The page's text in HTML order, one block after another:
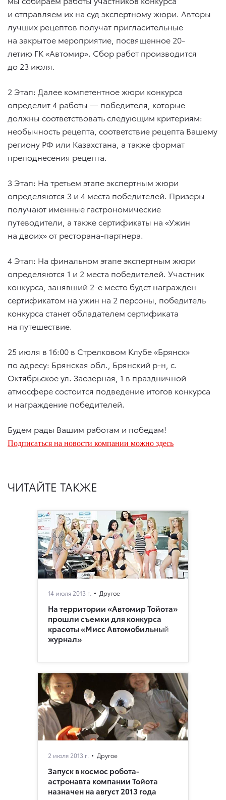
и отправляем их на суд экспертному жюри. Авторы
лучших рецептов получат пригласительные
на закрытое мероприятие, посвященное 20-
летию ГК «Автомир». Сбор работ производится
до 23 июля.
2 Этап: Далее компетентное жюри конкурса
определит 4 работы — победителя, которые
должны соответствовать следующим критериям:
необычность рецепта, соответствие рецепта Вашему
региону РФ или Казахстана, а также формат
преподнесения рецепта.
3 Этап: На третьем этапе экспертным жюри
определяются 3 и 4 места победителей. Призеры
получают именные гастрономические
путеводители, а также сертификаты на «Ужин
на двоих» от ресторана-партнера.
4 Этап: На финальном этапе экспертным жюри
определяются 1 и 2 места победителей. Участник
конкурса, занявший 2-е место будет награжден
сертификатом на ужин на 2 персоны, победитель
конкурса станет обладателем сертификата
на путешествие.
25 июля в 16:00 в Стрелковом Клубе «Брянск»
по адресу: Брянская обл., Брянский р-н, с.
Октябрьское ул. Заозерная, 1 в праздничной
атмосфере состоится подведение итогов конкурса
и награждение победителей.
Будем рады Вашим работам и победам!
Подписаться на новости компании можно здесь
ЧИТАЙТЕ ТАКЖЕ
14 июля 2013 г. Другое
На территории «Автомир Тойота»
прошли съемки для конкурса
красоты «Мисс Автомобильный
журнал»
2 июля 2013 г. Другое
Запуск в космос робота-
астронавта компании Тойота
назначен на август 2013 года